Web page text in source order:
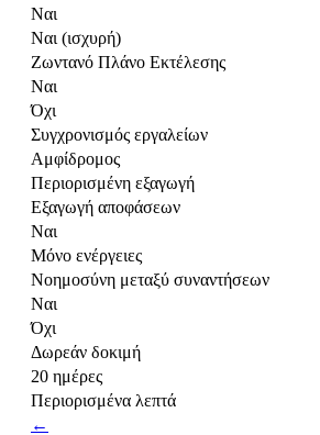
Ναι
Ναι (ισχυρή)
Ζωντανό Πλάνο Εκτέλεσης
Ναι
Όχι
Συγχρονισμός εργαλείων
Αμφίδρομος
Περιορισμένη εξαγωγή
Εξαγωγή αποφάσεων
Ναι
Μόνο ενέργειες
Νοημοσύνη μεταξύ συναντήσεων
Ναι
Όχι
Δωρεάν δοκιμή
20 ημέρες
Περιορισμένα λεπτά
←